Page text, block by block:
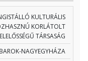
KULTURÁLIS
KORLÁTOLT
TÁRSASÁG
NAGYEGYHÁZA